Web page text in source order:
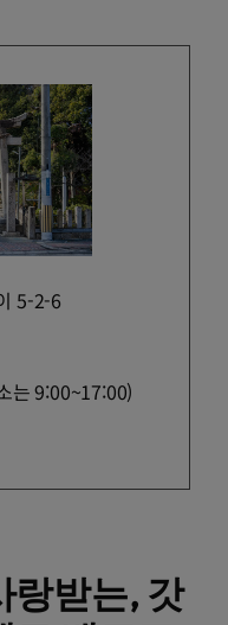
5-2-6
는 9:00~17:00)
랑받는, 갓